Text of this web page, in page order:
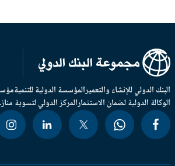
الدولي للإنشاء والتعميرالمؤسسة الدولية للتنميةمؤسسة
الدولية لضمان الاستثمارالمركز الدولي لتسوية